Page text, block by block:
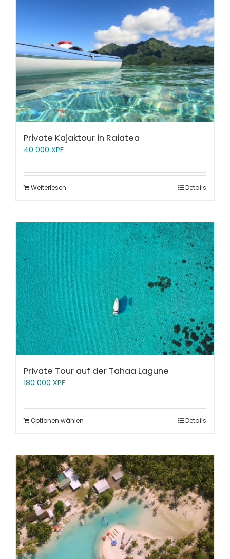
Private Kajaktour in Raiatea
40 000 XPF
Weiterlesen Details
Private Tour auf der Tahaa Lagune
180 000 XPF
Optionen wählen Details